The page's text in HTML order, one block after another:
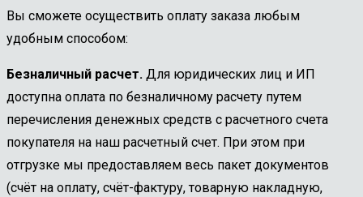
Вы сможете осуществить оплату заказа любым
удобным способом:
Безналичный расчет. Для юридических лиц и ИП
доступна оплата по безналичному расчету путем
перечисления денежных средств с расчетного счета
покупателя на наш расчетный счет. При этом при
отгрузке мы предоставляем весь пакет документов
(счёт на оплату, счёт-фактуру, товарную накладную,